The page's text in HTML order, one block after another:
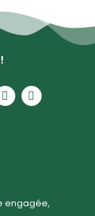
engagée,